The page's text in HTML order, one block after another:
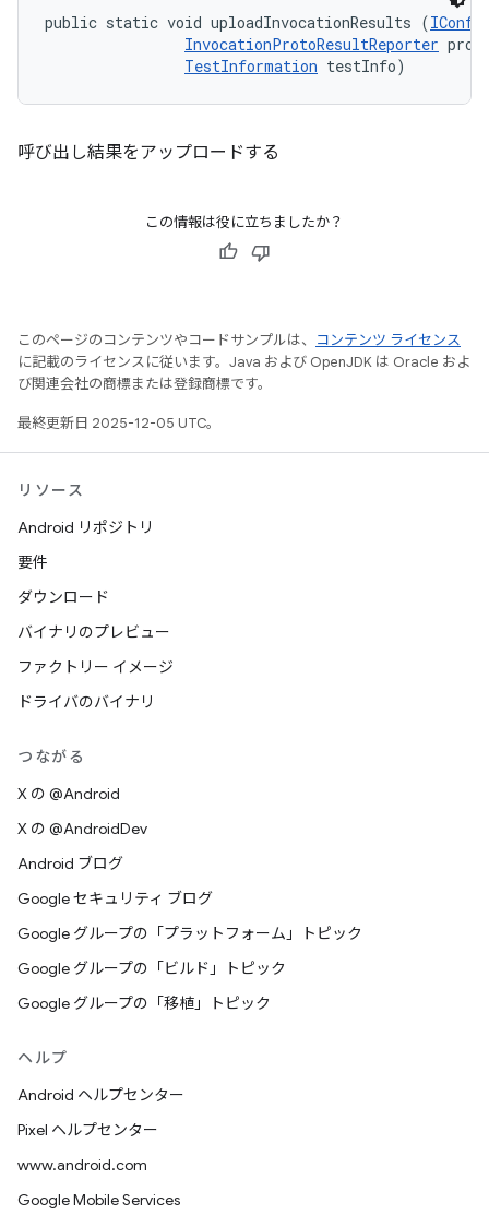
public static void uploadInvocationResults (
InvocationProtoResultReporter
TestInformation testInfo)
呼び出し結果をアップロードする
この情報は役に立ちましたか？
このページのコンテンツやコードサンプルは、
コンテンツ ライセンス
に記載のライセンスに従います。Java および OpenJDK は Oracle およ
び関連会社の商標または登録商標です。
最終更新日 2025-12-05 UTC。
リソース
Android リポジトリ
要件
ダウンロード
バイナリのプレビュー
ファクトリー イメージ
ドライバのバイナリ
つながる
X の @Android
X の @AndroidDev
Android ブログ
Google セキュリティ ブログ
Google グループの「プラットフォーム」トピック
Google グループの「ビルド」トピック
Google グループの「移植」トピック
ヘルプ
Android ヘルプセンター
Pixel ヘルプセンター
www.android.com
Google Mobile Services